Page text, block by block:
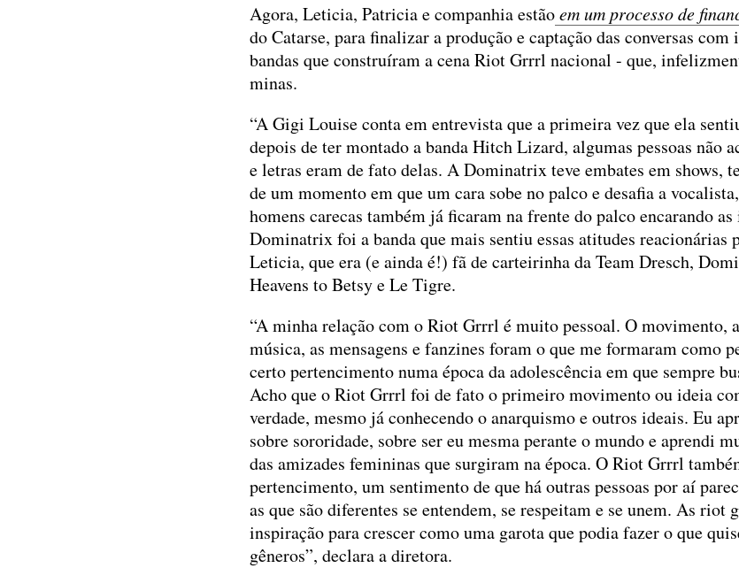
Agora, Leticia, Patricia e companhia estãoem um processo de
do Catarse, para finalizar a produção e captação das conversas
bandas que construíram a cena Riot Grrrl nacional - que,
minas.
“A Gigi Louise conta em entrevista que a primeira vez que ela
depois de ter montado a banda Hitch Lizard, algumas pessoas não
e letras eram de fato delas. A Dominatrix teve embates em shows,
de um momento em que um cara sobe no palco e desafia a
homens carecas também já ficaram na frente do palco encarando
Dominatrix foi a banda que mais sentiu essas atitudes reacionárias
Leticia, que era (e ainda é!) fã de carteirinha da Team Dresch,
Heavens to Betsy e Le Tigre.
“A minha relação com o Riot Grrrl é muito pessoal. O movimento,
música, as mensagens e fanzines foram o que me formaram como
certo pertencimento numa época da adolescência em que sempre
Acho que o Riot Grrrl foi de fato o primeiro movimento ou ideia
verdade, mesmo já conhecendo o anarquismo e outros ideais. Eu
sobre sororidade, sobre ser eu mesma perante o mundo e aprendi
das amizades femininas que surgiram na época. O Riot Grrrl
pertencimento, um sentimento de que há outras pessoas por aí
as que são diferentes se entendem, se respeitam e se unem. As
inspiração para crescer como uma garota que podia fazer o que
gêneros”, declara a diretora.